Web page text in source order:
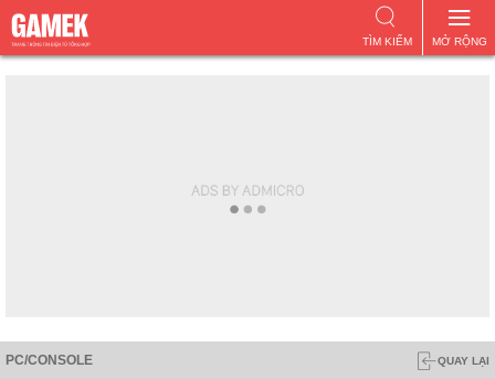
MỞ RỘNG
TÌM KIẾM
PC/CONSOLE QUAY LẠI